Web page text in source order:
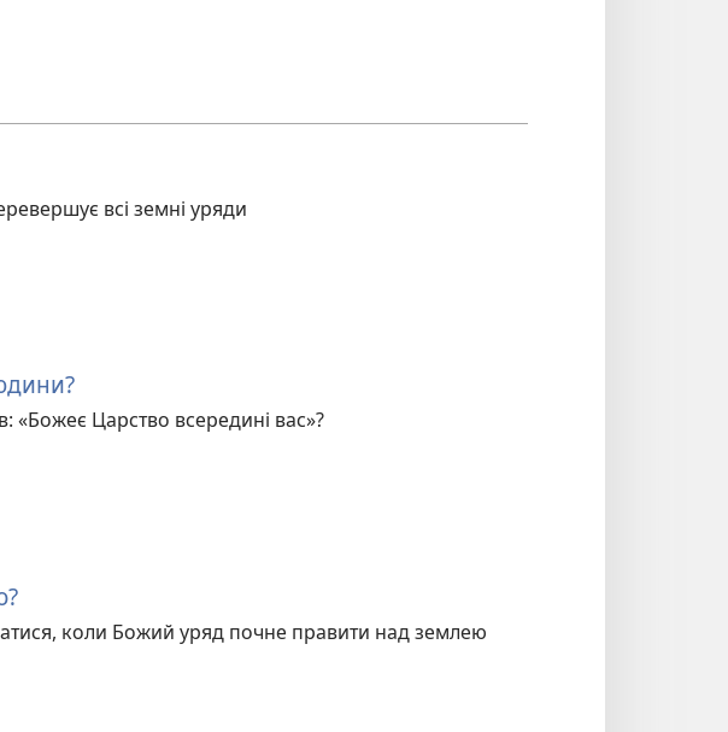
всі земні уряди
«Божеє Царство всередині вас»?
коли Божий уряд почне правити над землею